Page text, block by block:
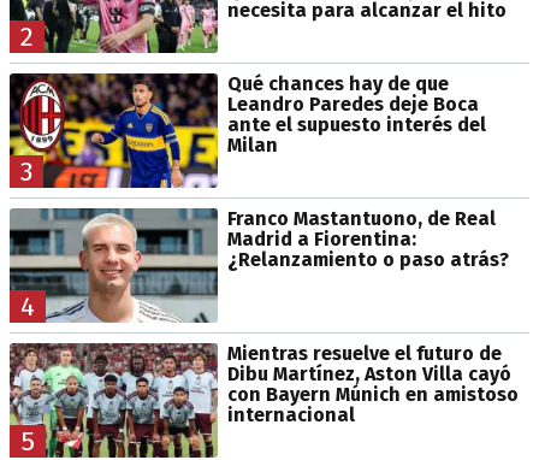
2
necesita para alcanzar el hito
3
Qué chances hay de que
Leandro Paredes deje Boca
ante el supuesto interés del
Milan
4
Franco Mastantuono, de Real
Madrid a Fiorentina:
¿Relanzamiento o paso atrás?
5
Mientras resuelve el futuro de
Dibu Martínez, Aston Villa cayó
con Bayern Múnich en amistoso
internacional